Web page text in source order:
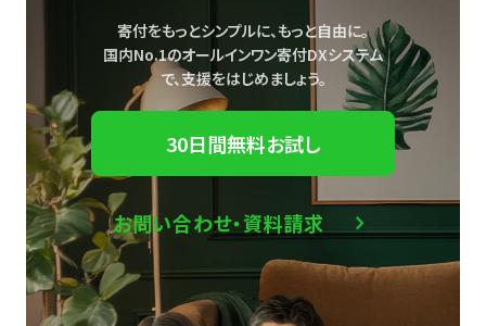
寄付をもっとシンプルに、もっと自由に。
国内No.1のオールインワン寄付DXシステム
で、支援をはじめましょう。
30日間無料お試し
お問い合わせ・資料請求